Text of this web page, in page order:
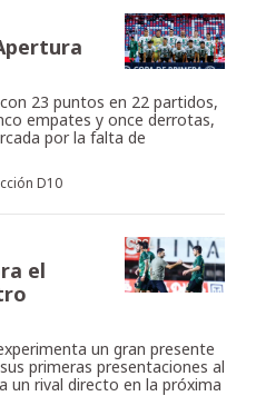
23 puntos en 22 partidos,
empates y once derrotas,
por la falta de
D10
el
un gran presente
primeras presentaciones al
un rival directo en la próxima